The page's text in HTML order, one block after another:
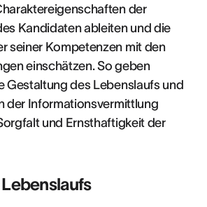
der
Kandidaten ableiten und die
seiner Kompetenzen mit den
einschätzen. So geben
Gestaltung des Lebenslaufs und
der Informationsvermittlung
und Ernsthaftigkeit der